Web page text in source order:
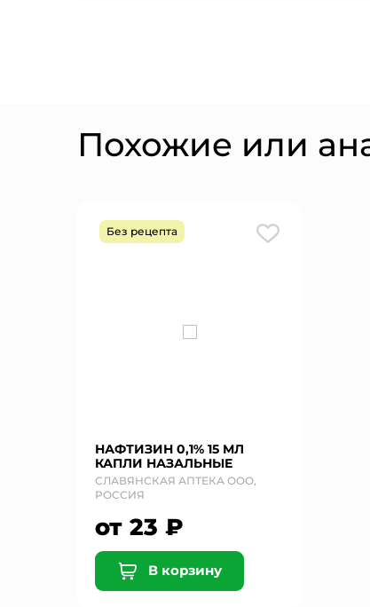
Похожие или
Без рецепта
НАФТИЗИН 0,1% 15 МЛ
КАПЛИ НАЗАЛЬНЫЕ
СЛАВЯНСКАЯ АПТЕКА ООО,
РОССИЯ
от 23 ₽
В корзину